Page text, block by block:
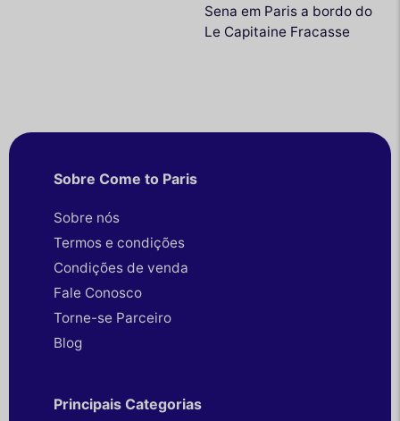
Sena em Paris a bordo do
Le Capitaine Fracasse
Sobre Come to Paris
Sobre nós
Termos e condições
Condições de venda
Fale Conosco
Torne-se Parceiro
Blog
Principais Categorias